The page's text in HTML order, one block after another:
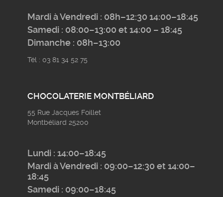
Mardi à Vendredi : 08h–12:30 14:00–18:45
Samedi : 08:00–13:00 et 14:00 – 18:45
Dimanche : 08h–13:00
Tél : 03 81 34 52 75
CHOCOLATERIE MONTBÉLIARD
55 Rue Jacques Foillet
Montbéliard 25200
Lundi : 14:00–18:45
Mardi à Vendredi : 09:00–12:30 et 14:00–
18:45
Samedi : 09:00–18:45